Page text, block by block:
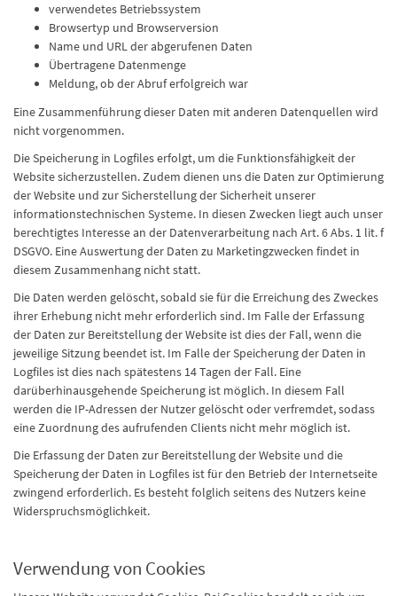
verwendetes Betriebssystem
Browsertyp und Browserversion
Name und URL der abgerufenen Daten
Übertragene Datenmenge
Meldung, ob der Abruf erfolgreich war
Eine Zusammenführung dieser Daten mit anderen Datenquellen wird
nicht vorgenommen.
Die Speicherung in Logfiles erfolgt, um die Funktionsfähigkeit der
Website sicherzustellen. Zudem dienen uns die Daten zur Optimierung
der Website und zur Sicherstellung der Sicherheit unserer
informationstechnischen Systeme. In diesen Zwecken liegt auch unser
berechtigtes Interesse an der Datenverarbeitung nach Art. 6 Abs. 1 lit. f
DSGVO. Eine Auswertung der Daten zu Marketingzwecken findet in
diesem Zusammenhang nicht statt.
Die Daten werden gelöscht, sobald sie für die Erreichung des Zweckes
ihrer Erhebung nicht mehr erforderlich sind. Im Falle der Erfassung
der Daten zur Bereitstellung der Website ist dies der Fall, wenn die
jeweilige Sitzung beendet ist. Im Falle der Speicherung der Daten in
Logfiles ist dies nach spätestens 14 Tagen der Fall. Eine
darüberhinausgehende Speicherung ist möglich. In diesem Fall
werden die IP-Adressen der Nutzer gelöscht oder verfremdet, sodass
eine Zuordnung des aufrufenden Clients nicht mehr möglich ist.
Die Erfassung der Daten zur Bereitstellung der Website und die
Speicherung der Daten in Logfiles ist für den Betrieb der Internetseite
zwingend erforderlich. Es besteht folglich seitens des Nutzers keine
Widerspruchsmöglichkeit.
Verwendung von Cookies